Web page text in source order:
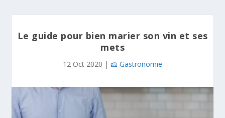
Le guide pour bien marier son vin et ses
mets
12 Oct 2020 | 🧀 Gastronomie